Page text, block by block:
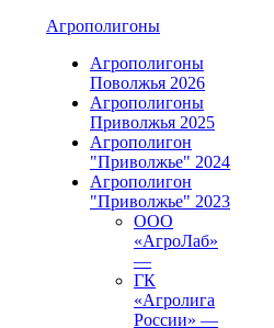
Агрополигоны
Агрополигоны
Поволжья 2026
Агрополигоны
Приволжья 2025
Агрополигон
"Приволжье" 2024
Агрополигон
"Приволжье" 2023
ООО
«АгроЛаб»
—
ГК
«Агролига
России» —